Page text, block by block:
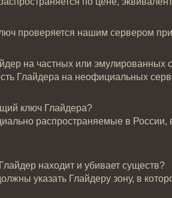
проверяется нашим сервером
на частных или эмулированных
Глайдера на неофициальных
ключ Глайдера?
распространяемые в
находит и убивает существ?
указать Глайдеру зону, в